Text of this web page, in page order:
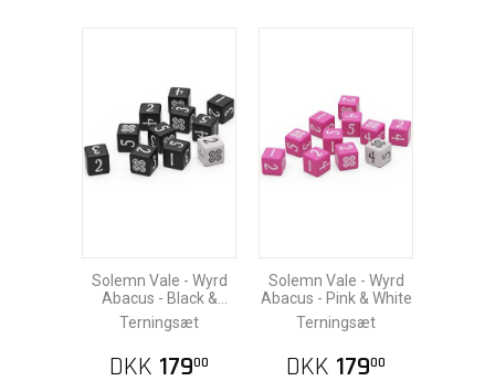
Solemn Vale - Wyrd
Abacus - Black &
White
Terningsæt
DKK 17900
Solemn Vale - Wyrd
Abacus - Pink & White
Terningsæt
DKK 17900